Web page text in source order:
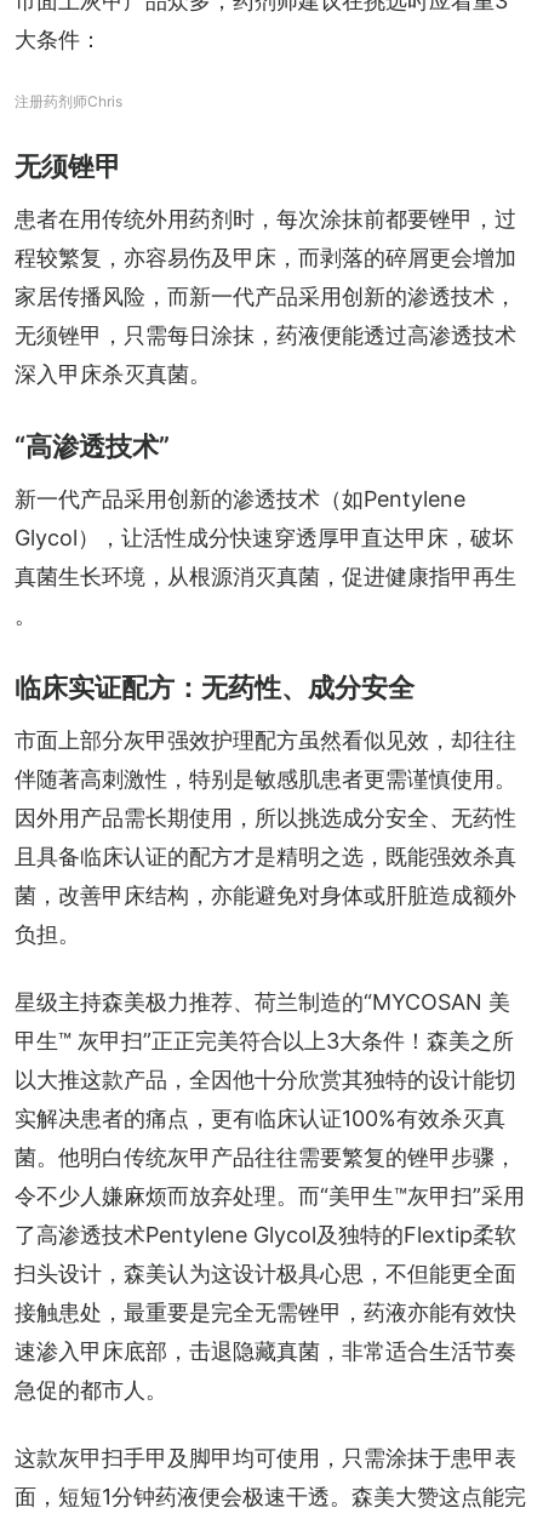
大条件：
注册药剂师Chris
无须锉甲
患者在用传统外用药剂时，每次涂抹前都要锉甲，过
程较繁复，亦容易伤及甲床，而剥落的碎屑更会增加
家居传播风险，而新一代产品采用创新的渗透技术，
无须锉甲，只需每日涂抹，药液便能透过高渗透技术
深入甲床杀灭真菌。
“高渗透技术”
新一代产品采用创新的渗透技术（如Pentylene
Glycol），让活性成分快速穿透厚甲直达甲床，破坏
真菌生长环境，从根源消灭真菌，促进健康指甲再生
。
临床实证配方：无药性、成分安全
市面上部分灰甲强效护理配方虽然看似见效，却往往
伴随著高刺激性，特别是敏感肌患者更需谨慎使用。
因外用产品需长期使用，所以挑选成分安全、无药性
且具备临床认证的配方才是精明之选，既能强效杀真
菌，改善甲床结构，亦能避免对身体或肝脏造成额外
负担。
星级主持森美极力推荐、荷兰制造的“MYCOSAN 美
甲生™ 灰甲扫”正正完美符合以上3大条件！森美之所
以大推这款产品，全因他十分欣赏其独特的设计能切
实解决患者的痛点，更有临床认证100%有效杀灭真
菌。他明白传统灰甲产品往往需要繁复的锉甲步骤，
令不少人嫌麻烦而放弃处理。而“美甲生™灰甲扫”采用
了高渗透技术Pentylene Glycol及独特的Flextip柔软
扫头设计，森美认为这设计极具心思，不但能更全面
接触患处，最重要是完全无需锉甲，药液亦能有效快
速渗入甲床底部，击退隐藏真菌，非常适合生活节奏
急促的都市人。
这款灰甲扫手甲及脚甲均可使用，只需涂抹于患甲表
面，短短1分钟药液便会极速干透。森美大赞这点能完